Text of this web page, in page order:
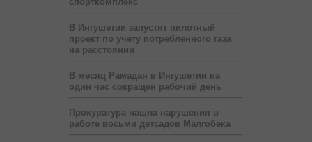
В Ингушетии запустят пилотный
проект по учету потребленного газа
на расстоянии
В месяц Рамадан в Ингушетии на
один час сокращен рабочий день
Прокуратура нашла нарушения в
работе восьми детсадов Малгобека